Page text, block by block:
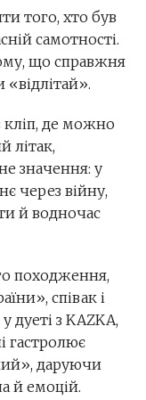
того, хто був
самотності.
що справжня
кліп, де можно
літак,
значення: у
через війну,
й водночас
походження,
співак і
дуеті з KAZKA,
гастролює
даруючи
й емоцій.